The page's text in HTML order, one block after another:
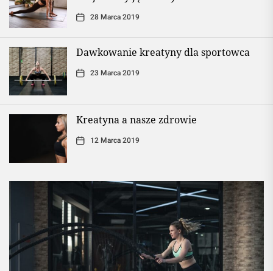
28 Marca 2019
Dawkowanie kreatyny dla sportowca
23 Marca 2019
Kreatyna a nasze zdrowie
12 Marca 2019